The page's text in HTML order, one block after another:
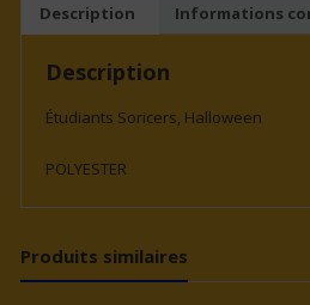
Description Informations
Description
Étudiants Soricers, Halloween
POLYESTER
Produits similaires